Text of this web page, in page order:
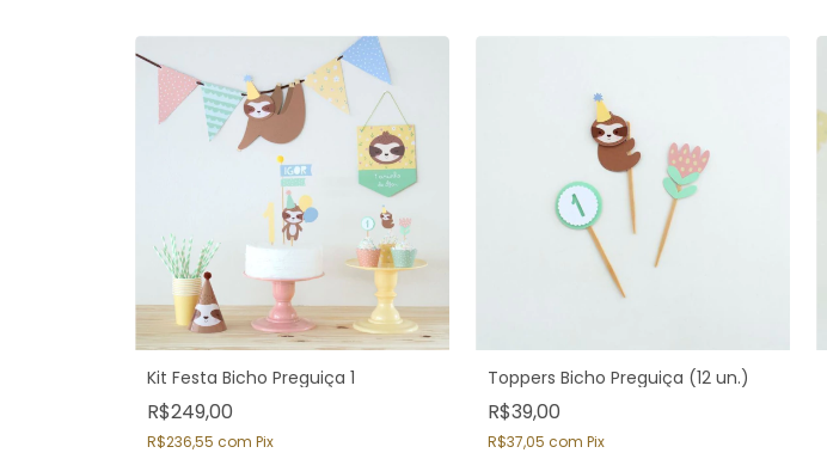
Kit Festa Bicho Preguiça 1
R$249,00
R$236,55 com Pix
Toppers Bicho Preguiça (12 un.)
R$39,00
R$37,05 com Pix